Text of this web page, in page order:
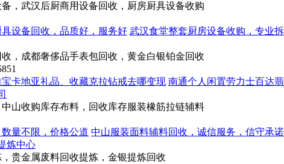
，武汉后厨商用设备回收，厨房厨具设备收购
设备回收，品质好，服务好 武汉食堂整套厨房设备收购，专业
，成都奢侈品手表包回收，黄金白银铂金回收
卡地亚礼品、收藏克拉钻戒去哪变现 南通个人闲置劳力士百达
山收购库存布料，回收库存服装橡筋拉链辅料
量不限，价格公道 中山服装面料辅料回收，诚信服务，信守承诺
炼中心
贵金属废料回收提炼，金银提炼回收